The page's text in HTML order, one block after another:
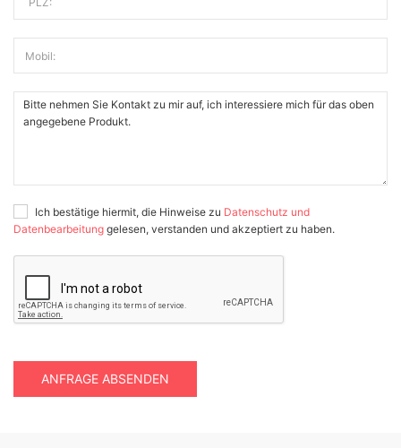
Mobil:
Ich bestätige hiermit, die Hinweise zu Datenschutz und
Datenbearbeitung gelesen, verstanden und akzeptiert zu haben.
ANFRAGE ABSENDEN